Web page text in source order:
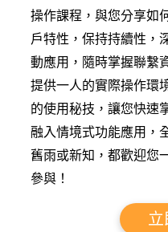
操作課程，與您分享如
戶特性，保持持續性，
動應用，隨時掌握聯繫
提供一人的實際操作環
的使用秘技，讓您快速
融入情境式功能應用，
舊雨或新知，都歡迎您
參與！
立